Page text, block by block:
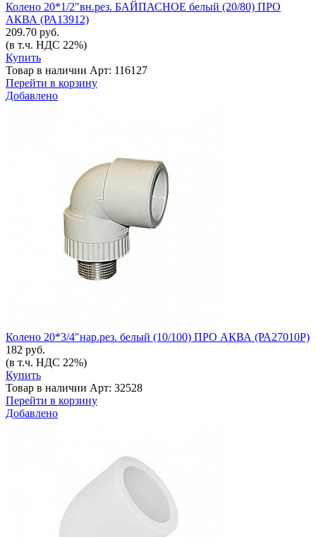
Колено 20*1/2"вн.рез. БАЙПАСНОЕ белый (20/80) ПРО
АКВА (РА13912)
209.70 руб.
(в т.ч. НДС 22%)
Купить
Товар в наличии Арт: 116127
Перейти в корзину
Добавлено
Колено 20*3/4"нар.рез. белый (10/100) ПРО АКВА (РА27010Р)
182 руб.
(в т.ч. НДС 22%)
Купить
Товар в наличии Арт: 32528
Перейти в корзину
Добавлено